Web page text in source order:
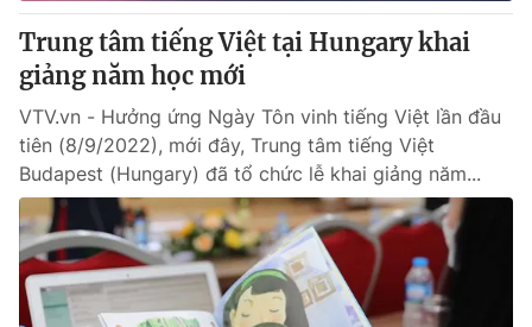
Trung tâm tiếng Việt tại Hungary khai
giảng năm học mới
VTV.vn - Hưởng ứng Ngày Tôn vinh tiếng Việt lần đầu
tiên (8/9/2022), mới đây, Trung tâm tiếng Việt
Budapest (Hungary) đã tổ chức lễ khai giảng năm...